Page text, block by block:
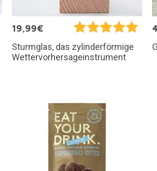
19,99€
Sturmglas, das zylinderförmige
Wettervorhersageinstrument